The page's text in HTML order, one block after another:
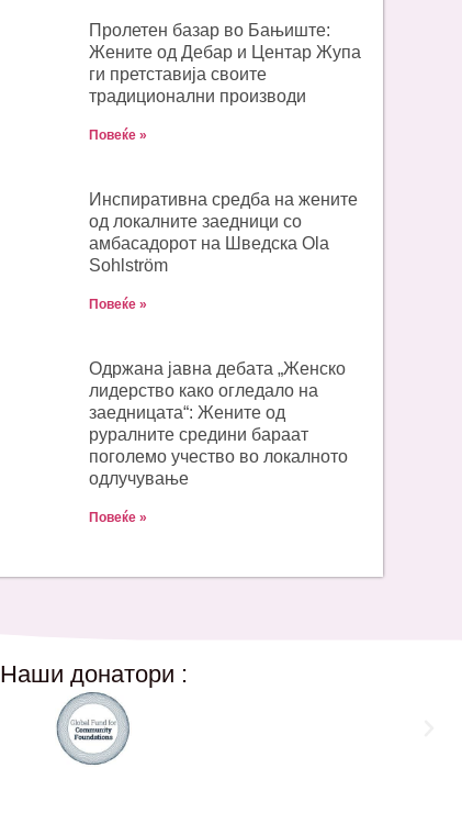
Пролетен базар во Бањиште:
Жените од Дебар и Центар Жупа
ги претставија своите
традиционални производи
Повеќе »
Инспиративна средба на жените
од локалните заедници со
амбасадорот на Шведска Ola
Sohlström
Повеќе »
Одржана јавна дебата „Женско
лидерство како огледало на
заедницата“: Жените од
руралните средини бараат
поголемо учество во локалното
одлучување
Повеќе »
Наши донатори :